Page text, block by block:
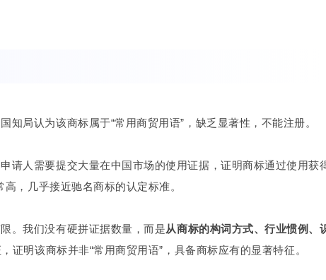
知局认为该商标属于“常用商贸用语”，缺乏显著性，不能注册。
请人需要提交大量在中国市场的使用证据，证明商标通过使用获
，几乎接近驰名商标的认定标准。
。我们没有硬拼证据数量，而是从商标的构词方式、行业惯例、
证明该商标并非“常用商贸用语”，具备商标应有的显著特征。